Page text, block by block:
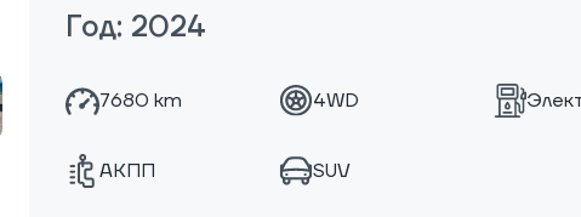
Год: 2024
7680 km 4WD
АКПП SUV